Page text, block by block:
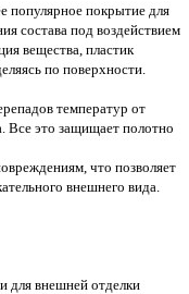
популярное покрытие для
состава под воздействием
вещества, пластик
по поверхности.
температур от
Все это защищает полотно
что позволяет
внешнего вида.
для внешней отделки